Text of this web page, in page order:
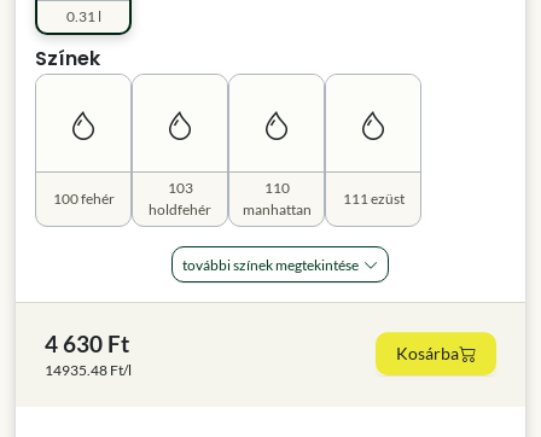
0.31 l
Színek
100 fehér
103
holdfehér
110
manhattan
111 ezüst
további színek megtekintése
4 630 Ft
14935.48 Ft/l
Kosárba